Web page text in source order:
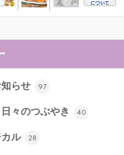
らせ 97
々のつぶやき 40
ル 28